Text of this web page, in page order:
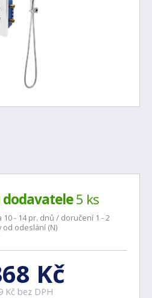
dodavatele5 ks
- 14 pr. dnů / doručení 1 - 2
od odeslání (N)
Kč
Kč bez DPH